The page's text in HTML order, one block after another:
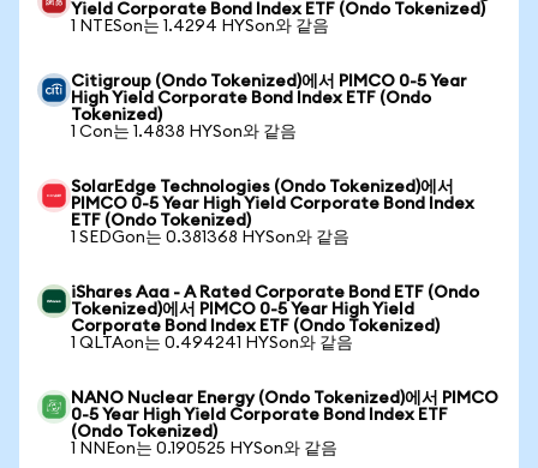
Yield Corporate Bond Index ETF (Ondo Tokenized)
1 NTESon는 1.4294 HYSon와 같음
Citigroup (Ondo Tokenized)에서 PIMCO 0-5 Year
High Yield Corporate Bond Index ETF (Ondo
Tokenized)
1 Con는 1.4838 HYSon와 같음
SolarEdge Technologies (Ondo Tokenized)에서
PIMCO 0-5 Year High Yield Corporate Bond Index
ETF (Ondo Tokenized)
1 SEDGon는 0.381368 HYSon와 같음
iShares Aaa - A Rated Corporate Bond ETF (Ondo
Tokenized)에서 PIMCO 0-5 Year High Yield
Corporate Bond Index ETF (Ondo Tokenized)
1 QLTAon는 0.494241 HYSon와 같음
NANO Nuclear Energy (Ondo Tokenized)에서 PIMCO
0-5 Year High Yield Corporate Bond Index ETF
(Ondo Tokenized)
1 NNEon는 0.190525 HYSon와 같음